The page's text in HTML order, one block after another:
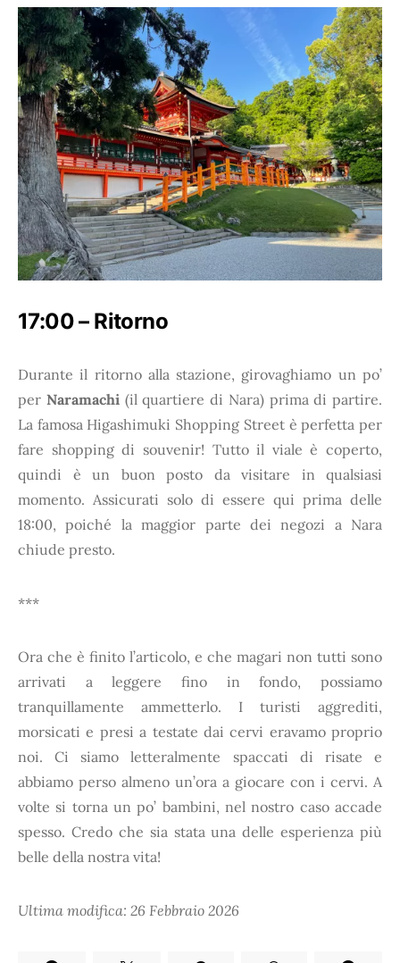
17:00 – Ritorno
Durante il ritorno alla stazione, girovaghiamo un po’
per Naramachi(il quartiere di Nara) prima di partire.
La famosa Higashimuki Shopping Street è perfetta per
fare shopping di souvenir! Tutto il viale è coperto,
quindi è un buon posto da visitare in qualsiasi
momento. Assicurati solo di essere qui prima delle
18:00, poiché la maggior parte dei negozi a Nara
chiude presto.
***
Ora che è finito l’articolo, e che magari non tutti sono
arrivati a leggere fino in fondo, possiamo
tranquillamente ammetterlo. I turisti aggrediti,
morsicati e presi a testate dai cervi eravamo proprio
noi. Ci siamo letteralmente spaccati di risate e
abbiamo perso almeno un’ora a giocare con i cervi. A
volte si torna un po’ bambini, nel nostro caso accade
spesso. Credo che sia stata una delle esperienza più
belle della nostra vita!
Ultima modifica: 26 Febbraio 2026